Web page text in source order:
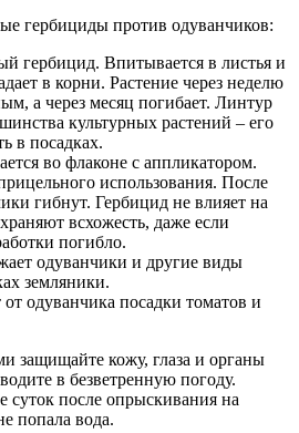
гербициды против одуванчиков:
гербицид. Впитывается в листья и
в корни. Растение через неделю
а через месяц погибает. Линтур
культурных растений – его
в посадках.
во флаконе с аппликатором.
использования. После
гибнут. Гербицид не влияет на
всхожесть, даже если
погибло.
одуванчики и другие виды
земляники.
от одуванчика посадки томатов и
защищайте кожу, глаза и органы
в безветренную погоду.
суток после опрыскивания на
попала вода.